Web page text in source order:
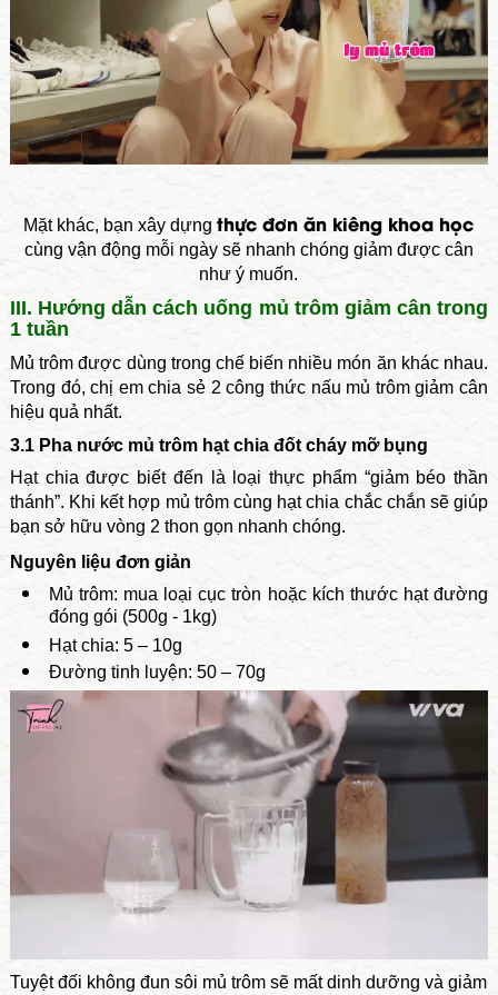
Mặt khác, bạn xây dựngthực đơn ăn kiêng khoa học
cùng vận động mỗi ngày sẽ nhanh chóng giảm được cân
như ý muốn.
III. Hướng dẫn cách uống mủ trôm giảm cân trong
1 tuần
Mủ trôm được dùng trong chế biến nhiều món ăn khác nhau.
Trong đó, chị em chia sẻ 2 công thức nấu mủ trôm giảm cân
hiệu quả nhất.
3.1 Pha nước mủ trôm hạt chia đốt cháy mỡ bụng
Hạt chia được biết đến là loại thực phẩm “giảm béo thần
thánh”. Khi kết hợp mủ trôm cùng hạt chia chắc chắn sẽ giúp
bạn sở hữu vòng 2 thon gọn nhanh chóng.
Nguyên liệu đơn giản
Mủ trôm: mua loại cục tròn hoặc kích thước hạt đường
đóng gói (500g - 1kg)
Hạt chia: 5 – 10g
Đường tinh luyện: 50 – 70g
Tuyệt đối không đun sôi mủ trôm sẽ mất dinh dưỡng và giảm